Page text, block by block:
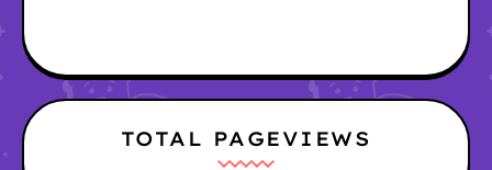
TOTAL PAGEVIEWS